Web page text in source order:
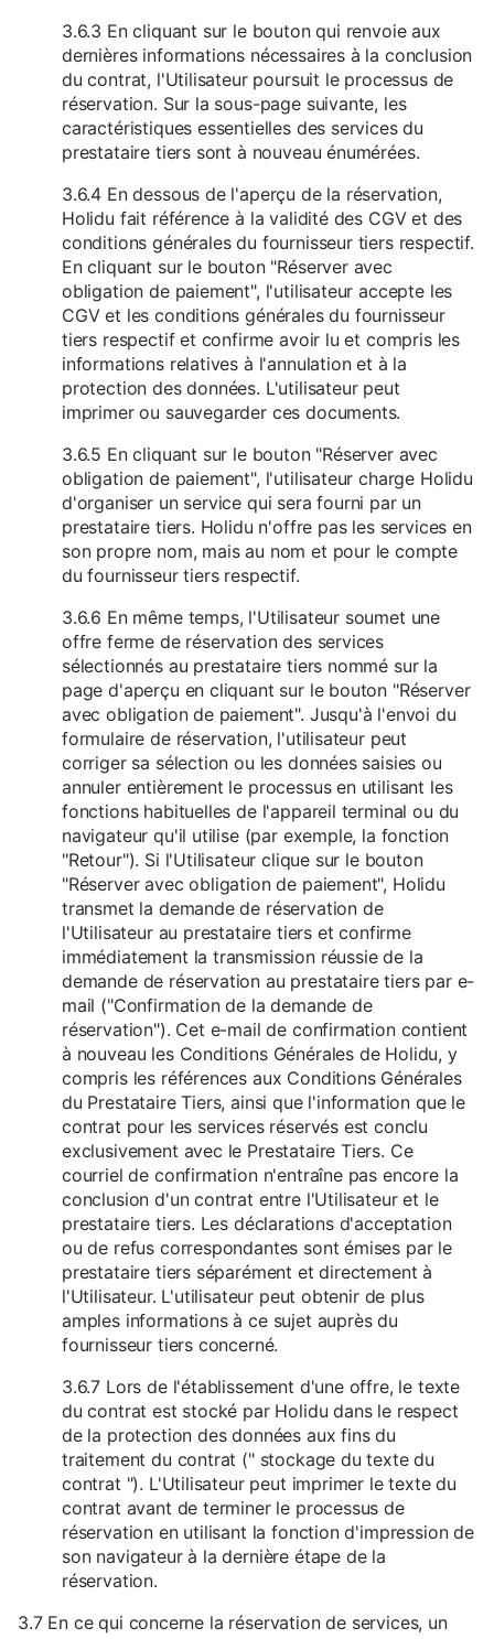
3.6.3 En cliquant sur le bouton qui renvoie aux
dernières informations nécessaires à la conclusion
du contrat, l'Utilisateur poursuit le processus de
réservation. Sur la sous-page suivante, les
caractéristiques essentielles des services du
prestataire tiers sont à nouveau énumérées.
3.6.4 En dessous de l'aperçu de la réservation,
Holidu fait référence à la validité des CGV et des
conditions générales du fournisseur tiers respectif.
En cliquant sur le bouton "Réserver avec
obligation de paiement", l'utilisateur accepte les
CGV et les conditions générales du fournisseur
tiers respectif et confirme avoir lu et compris les
informations relatives à l'annulation et à la
protection des données. L'utilisateur peut
imprimer ou sauvegarder ces documents.
3.6.5 En cliquant sur le bouton "Réserver avec
obligation de paiement", l'utilisateur charge Holidu
d'organiser un service qui sera fourni par un
prestataire tiers. Holidu n'offre pas les services en
son propre nom, mais au nom et pour le compte
du fournisseur tiers respectif.
3.6.6 En même temps, l'Utilisateur soumet une
offre ferme de réservation des services
sélectionnés au prestataire tiers nommé sur la
page d'aperçu en cliquant sur le bouton "Réserver
avec obligation de paiement". Jusqu'à l'envoi du
formulaire de réservation, l'utilisateur peut
corriger sa sélection ou les données saisies ou
annuler entièrement le processus en utilisant les
fonctions habituelles de l'appareil terminal ou du
navigateur qu'il utilise (par exemple, la fonction
"Retour"). Si l'Utilisateur clique sur le bouton
"Réserver avec obligation de paiement", Holidu
transmet la demande de réservation de
l'Utilisateur au prestataire tiers et confirme
immédiatement la transmission réussie de la
demande de réservation au prestataire tiers par e-
mail ("Confirmation de la demande de
réservation"). Cet e-mail de confirmation contient
à nouveau les Conditions Générales de Holidu, y
compris les références aux Conditions Générales
du Prestataire Tiers, ainsi que l'information que le
contrat pour les services réservés est conclu
exclusivement avec le Prestataire Tiers. Ce
courriel de confirmation n'entraîne pas encore la
conclusion d'un contrat entre l'Utilisateur et le
prestataire tiers. Les déclarations d'acceptation
ou de refus correspondantes sont émises par le
prestataire tiers séparément et directement à
l'Utilisateur. L'utilisateur peut obtenir de plus
amples informations à ce sujet auprès du
fournisseur tiers concerné.
3.6.7 Lors de l'établissement d'une offre, le texte
du contrat est stocké par Holidu dans le respect
de la protection des données aux fins du
traitement du contrat (" stockage du texte du
contrat "). L'Utilisateur peut imprimer le texte du
contrat avant de terminer le processus de
réservation en utilisant la fonction d'impression de
son navigateur à la dernière étape de la
réservation.
3.7 En ce qui concerne la réservation de services, un